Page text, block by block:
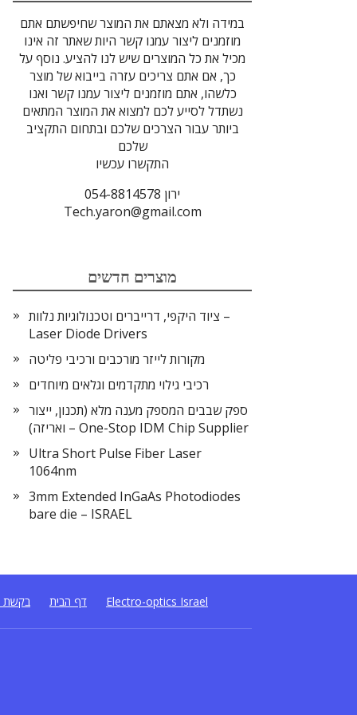
במידה ולא מצאתם את המוצר שחיפשתם אתם
מוזמנים ליצור עמנו קשר היות שאתר זה אינו
מכיל את כל המוצרים שיש לנו להציע. נוסף על
כך, אם אתם צריכים עזרה בייבוא של מוצר
כלשהו, אתם מוזמנים ליצור עמנו קשר ואנו
נשתדל לסייע לכם למצוא את המוצר המתאים
ביותר עבור הצרכים שלכם ובתחום התקציב
שלכם
התקשרו עכשיו
ירון 054-8814578
Tech.yaron@gmail.com
מוצרים חדשים
ציוד היקפי, דרייברים וטכנולוגיות נלוות –
Laser Diode Drivers
מקורות לייזר מורכבים ורכיבי פליטה
רכיבי גילוי מתקדמים וגלאים מיוחדים
ספק שבבים המספק מענה מלא (תכנון, ייצור
ואריזה) – One-Stop IDM Chip Supplier
Ultra Short Pulse Fiber Laser
1064nm
3mm Extended InGaAs Photodiodes
bare die – ISRAEL
בקשת דף הבית Electro-optics Israel